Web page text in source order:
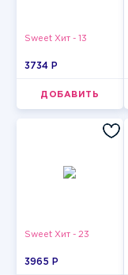
Sweet Хит - 13
3734 P
ДОБАВИТЬ
Sweet Хит - 23
3965 P